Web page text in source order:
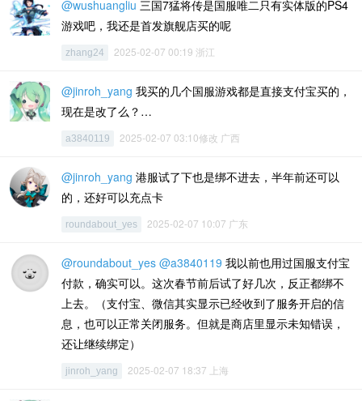
@wushuangliu 三国7猛将传是国服唯二只有实体版的PS4
游戏吧，我还是首发旗舰店买的呢
zhang24 2025-02-07 00:19 浙江
@jinroh_yang 我买的几个国服游戏都是直接支付宝买的，
现在是改了么？…
a3840119 2025-02-07 03:10修改 广西
@jinroh_yang 港服试了下也是绑不进去，半年前还可以
的，还好可以充点卡
roundabout_yes 2025-02-07 10:07 广东
@roundabout_yes @a3840119 我以前也用过国服支付宝
付款，确实可以。这次春节前后试了好几次，反正都绑不
上去。（支付宝、微信其实显示已经收到了服务开启的信
息，也可以正常关闭服务。但就是商店里显示未知错误，
还让继续绑定）
jinroh_yang 2025-02-07 18:37 上海